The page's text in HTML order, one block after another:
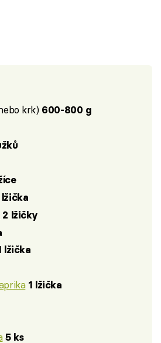
krk) 600-800 g
lžička
2 lžičky
lžička
1 lžička
5 ks